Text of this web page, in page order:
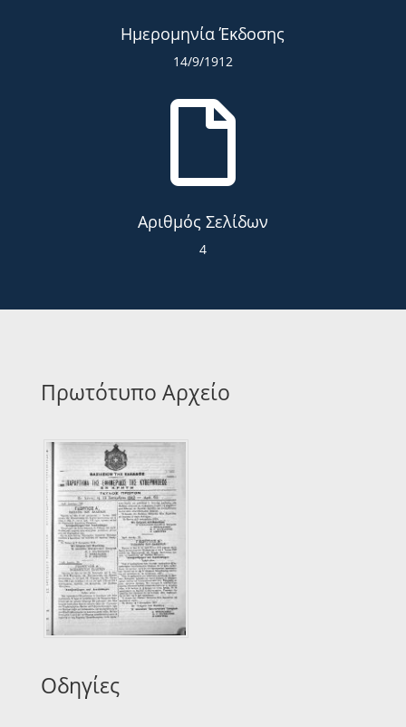
Ημερομηνία Έκδοσης
14/9/1912

Αριθμός Σελίδων
4
Πρωτότυπο Αρχείο
Οδηγίες